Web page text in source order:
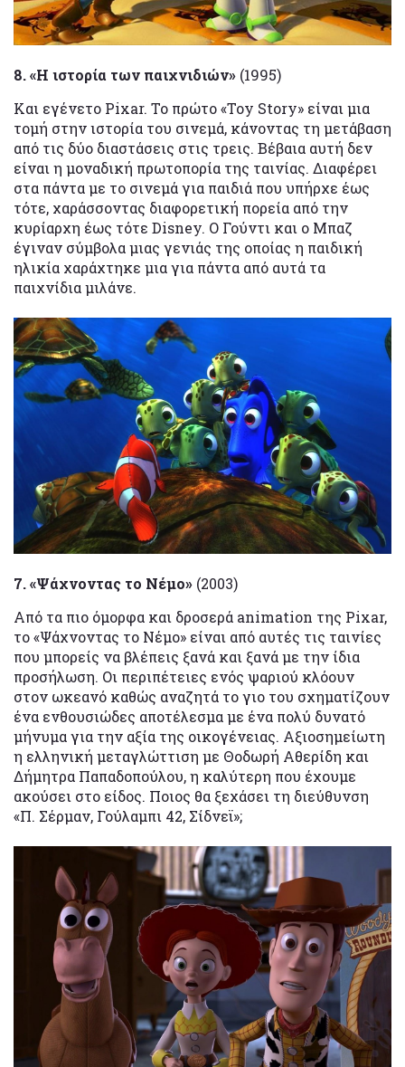
8. «Η ιστορία των παιχνιδιών» (1995)
Και εγένετο Pixar. Το πρώτο «Toy Story» είναι μια
τομή στην ιστορία του σινεμά, κάνοντας τη μετάβαση
από τις δύο διαστάσεις στις τρεις. Βέβαια αυτή δεν
είναι η μοναδική πρωτοπορία της ταινίας. Διαφέρει
στα πάντα με το σινεμά για παιδιά που υπήρχε έως
τότε, χαράσσοντας διαφορετική πορεία από την
κυρίαρχη έως τότε Disney. Ο Γούντι και ο Μπαζ
έγιναν σύμβολα μιας γενιάς της οποίας η παιδική
ηλικία χαράχτηκε μια για πάντα από αυτά τα
παιχνίδια μιλάνε.
7. «Ψάχνοντας το Νέμο» (2003)
Από τα πιο όμορφα και δροσερά animation της Pixar,
το «Ψάχνοντας το Νέμο» είναι από αυτές τις ταινίες
που μπορείς να βλέπεις ξανά και ξανά με την ίδια
προσήλωση. Οι περιπέτειες ενός ψαριού κλόουν
στον ωκεανό καθώς αναζητά το γιο του σχηματίζουν
ένα ενθουσιώδες αποτέλεσμα με ένα πολύ δυνατό
μήνυμα για την αξία της οικογένειας. Αξιοσημείωτη
η ελληνική μεταγλώττιση με Θοδωρή Αθερίδη και
Δήμητρα Παπαδοπούλου, η καλύτερη που έχουμε
ακούσει στο είδος. Ποιος θα ξεχάσει τη διεύθυνση
«Π. Σέρμαν, Γούλαμπι 42, Σίδνεϊ»;